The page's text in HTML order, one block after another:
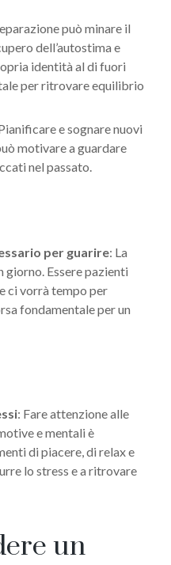
può minare il
dell’autostima e
identità al di fuori
per ritrovare equilibrio
e sognare nuovi
motivare a guardare
nel passato.
per guarire: La
giorno. Essere pazienti
ci vorrà tempo per
fondamentale per un
: Fare attenzione alle
e mentali è
di piacere, di relax e
lo stress e a ritrovare
un